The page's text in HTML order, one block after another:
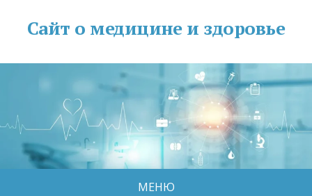
Сайт о медицине и здоровье
МЕНЮ